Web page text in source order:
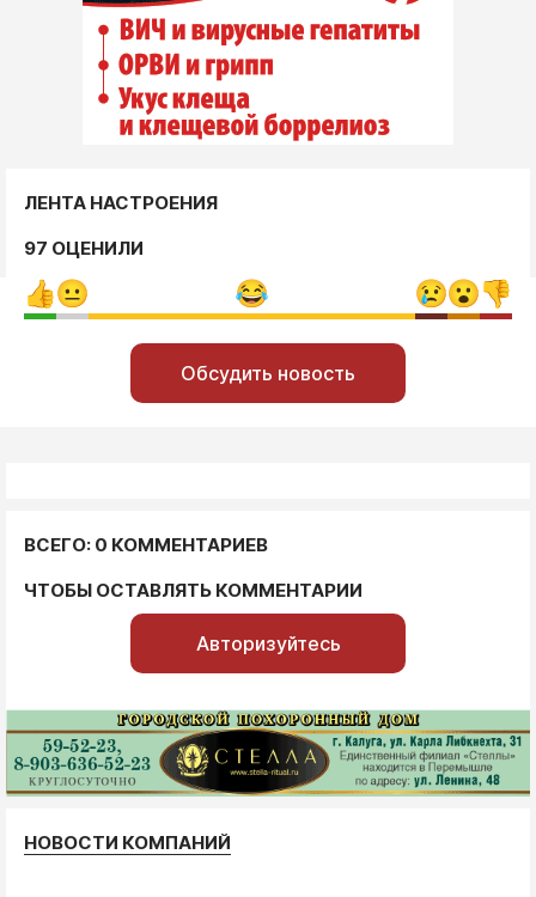
ЛЕНТА НАСТРОЕНИЯ
97 ОЦЕНИЛИ
Обсудить новость
ВСЕГО: 0 КОММЕНТАРИЕВ
ЧТОБЫ ОСТАВЛЯТЬ КОММЕНТАРИИ
Авторизуйтесь
НОВОСТИ КОМПАНИЙ